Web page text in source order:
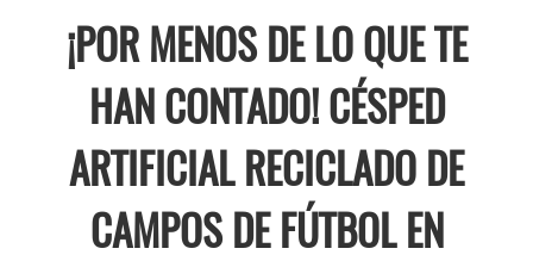
¡POR MENOS DE LO QUE TE
HAN CONTADO! CÉSPED
ARTIFICIAL RECICLADO DE
CAMPOS DE FÚTBOL EN